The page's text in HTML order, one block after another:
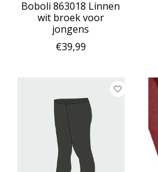
Boboli 863018 Linnen
wit broek voor
jongens
€39,99